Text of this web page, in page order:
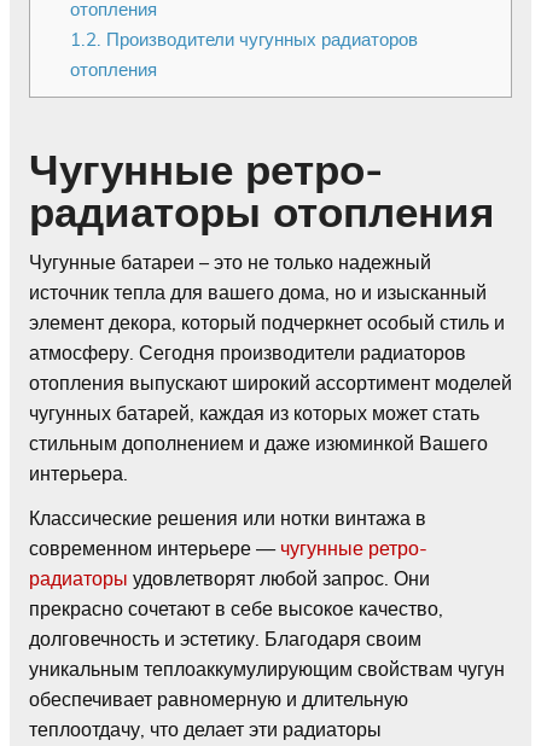
отопления
1.2. Производители чугунных радиаторов
отопления
Чугунные ретро-
радиаторы отопления
Чугунные батареи – это не только надежный
источник тепла для вашего дома, но и изысканный
элемент декора, который подчеркнет особый стиль и
атмосферу. Сегодня производители радиаторов
отопления выпускают широкий ассортимент моделей
чугунных батарей, каждая из которых может стать
стильным дополнением и даже изюминкой Вашего
интерьера.
Классические решения или нотки винтажа в
современном интерьере — чугунные ретро-
радиаторы удовлетворят любой запрос. Они
прекрасно сочетают в себе высокое качество,
долговечность и эстетику. Благодаря своим
уникальным теплоаккумулирующим свойствам чугун
обеспечивает равномерную и длительную
теплоотдачу, что делает эти радиаторы